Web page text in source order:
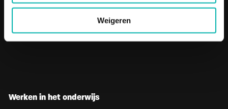
Weigeren
Werken in het onderwijs